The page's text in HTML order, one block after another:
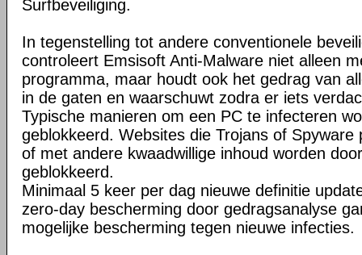
Surfbeveiliging.
In tegenstelling tot andere conventionele
controleert Emsisoft Anti-Malware niet alleen
programma, maar houdt ook het gedrag van
in de gaten en waarschuwt zodra er iets
Typische manieren om een PC te infecteren
geblokkeerd. Websites die Trojans of Spyware
of met andere kwaadwillige inhoud worden
geblokkeerd.
Minimaal 5 keer per dag nieuwe definitie
zero-day bescherming door gedragsanalyse
mogelijke bescherming tegen nieuwe infecties.